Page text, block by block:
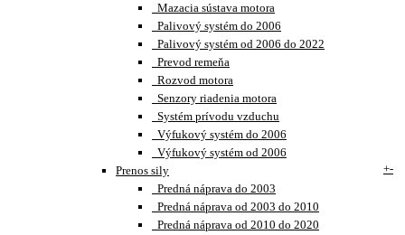
Mazacia sústava motora
Palivový systém do 2006
Palivový systém od 2006 do 2022
Prevod remeňa
Rozvod motora
Senzory riadenia motora
Systém prívodu vzduchu
Výfukový systém do 2006
Výfukový systém od 2006
Prenos sily
+-
Predná náprava do 2003
Predná náprava od 2003 do 2010
Predná náprava od 2010 do 2020